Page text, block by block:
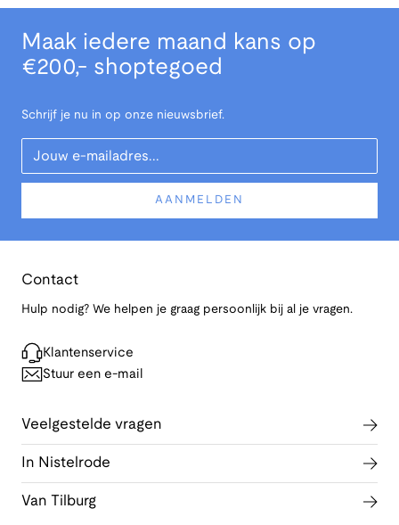
Maak iedere maand kans op
€200,- shoptegoed
Schrijf je nu in op onze nieuwsbrief.
Your Email
AANMELDEN
Contact
Hulp nodig? We helpen je graag persoonlijk bij al je vragen.
Klantenservice
Stuur een e-mail
Veelgestelde vragen
In Nistelrode
Van Tilburg